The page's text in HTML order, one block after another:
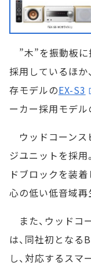
”木”を振動板に
採用しているほ
存モデルのEX-S3
ーカー採用モデル
ウッドコーンス
ジユニットを採
ドブロックを装着
心の低い低音域再
また、ウッドコ
は、同社初とな
し、対応するス